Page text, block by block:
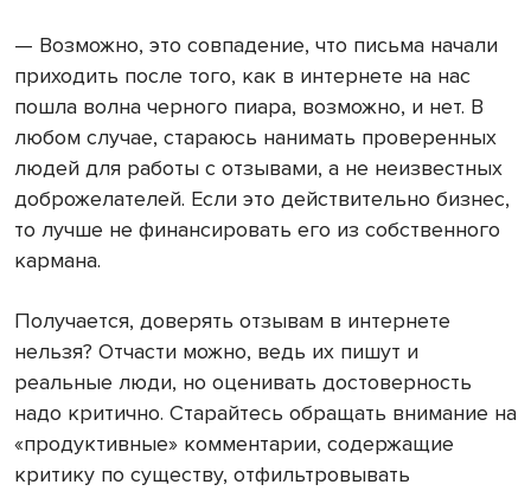
— Возможно, это совпадение, что письма начали
приходить после того, как в интернете на нас
пошла волна черного пиара, возможно, и нет. В
любом случае, стараюсь нанимать проверенных
людей для работы с отзывами, а не неизвестных
доброжелателей. Если это действительно бизнес,
то лучше не финансировать его из собственного
кармана.
Получается, доверять отзывам в интернете
нельзя? Отчасти можно, ведь их пишут и
реальные люди, но оценивать достоверность
надо критично. Старайтесь обращать внимание на
«продуктивные» комментарии, содержащие
критику по существу, отфильтровывать